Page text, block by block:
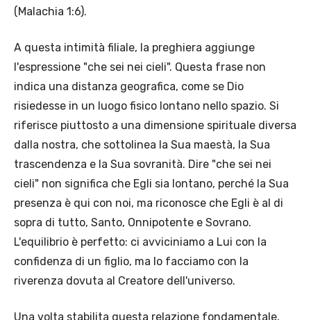
(Malachia 1:6).
A questa intimità filiale, la preghiera aggiunge
l'espressione "che sei nei cieli". Questa frase non
indica una distanza geografica, come se Dio
risiedesse in un luogo fisico lontano nello spazio. Si
riferisce piuttosto a una dimensione spirituale diversa
dalla nostra, che sottolinea la Sua maestà, la Sua
trascendenza e la Sua sovranità. Dire "che sei nei
cieli" non significa che Egli sia lontano, perché la Sua
presenza è qui con noi, ma riconosce che Egli è al di
sopra di tutto, Santo, Onnipotente e Sovrano.
L'equilibrio è perfetto: ci avviciniamo a Lui con la
confidenza di un figlio, ma lo facciamo con la
riverenza dovuta al Creatore dell'universo.
Una volta stabilita questa relazione fondamentale,